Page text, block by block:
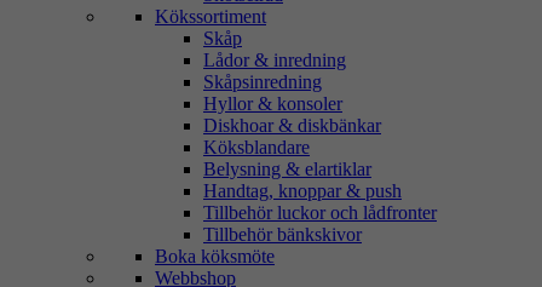
Kökssortiment
Skåp
Lådor & inredning
Skåpsinredning
Hyllor & konsoler
Diskhoar & diskbänkar
Köksblandare
Belysning & elartiklar
Handtag, knoppar & push
Tillbehör luckor och lådfronter
Tillbehör bänkskivor
Boka köksmöte
Webbshop